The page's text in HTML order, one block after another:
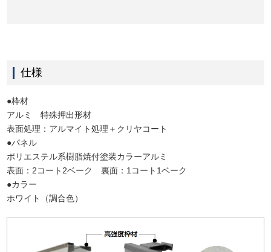
仕様
●枠材
アルミ 特殊押出形材
表面処理：アルマイト処理＋クリヤコート
●パネル
ポリエステル系樹脂焼付塗装カラーアルミ
表面：2コート2ベーク 裏面：1コート1ベーク
●カラー
ホワイト（調合色）